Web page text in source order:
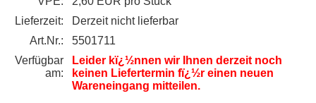
Lieferzeit:
Derzeit nicht lieferbar
Art.Nr.:
5501711
Verfügbar
am:
Leider kï¿½nnen wir Ihnen derzeit noch
keinen Liefertermin fï¿½r einen neuen
Wareneingang mitteilen.